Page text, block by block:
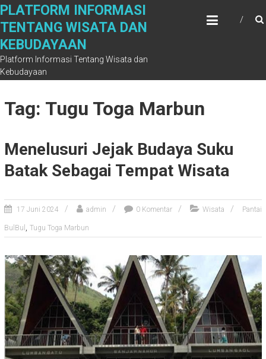
Skip
content
PLATFORM INFORMASI
TENTANG WISATA DAN
KEBUDAYAAN
Platform Informasi Tentang Wisata dan
Kebudayaan
Tag: Tugu Toga Marbun
Menelusuri Jejak Budaya Suku
Batak Sebagai Tempat Wisata
17 Juni 2024 admin 0 Komentar Wisata Pantai
BulBul , Tugu Toga Marbun